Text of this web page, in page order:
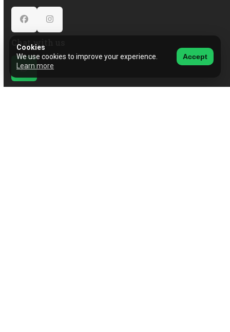
FacebookInstagram
Chat with us
Whatsapp
Cookies
We use cookies to improve your experience.
Learn more
Accept